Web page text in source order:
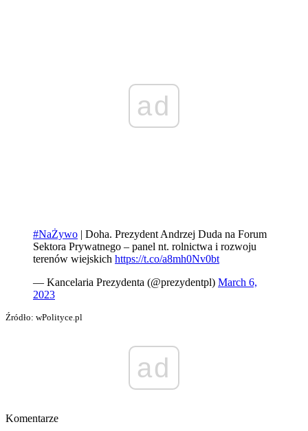
ad
#NaŻywo | Doha. Prezydent Andrzej Duda na Forum
Sektora Prywatnego – panel nt. rolnictwa i rozwoju
terenów wiejskich https://t.co/a8mh0Nv0bt
— Kancelaria Prezydenta (@prezydentpl) March 6,
2023
Źródło: wPolityce.pl
ad
Komentarze